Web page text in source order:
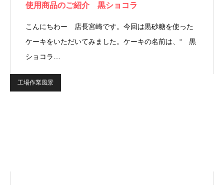
使用商品のご紹介 黒ショコラ
こんにちわー 店長宮崎です。今回は黒砂糖を使った
ケーキをいただいてみました。ケーキの名前は、“ 黒
ショコラ…
工場作業風景